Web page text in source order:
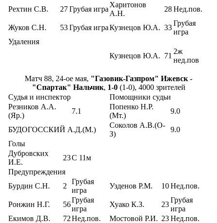
Рехтин С.В.
27Грубая игра
Харитонов
А.Н.
28Нед.пов.
Жуков С.Н. 53Грубая играКузнецов Ю.А. 33
Грубая
игра
Удаления
Кузнецов Ю.А. 71
2ж
нед.пов
Матч 88, 24-ое мая, "Газовик-Газпром" Ижевск -
"Спартак" Нальчик, 1-0(1-0), 4000 зрителей
Судья и инспектор
Помощники судьи
Резников А.А.
(Яр.)
7.1
Попенко Н.Р.
(Мт.)
9.0
БУДОГОССКИЙ А.Д.(М.)
Соколов А.В.(О-
З)
9.0
Голы
Дубровских
И.Е.
23С 11м
Предупреждения
Бурдин С.Н.
2
Грубая
игра
Узденов Р.М. 10Нед.пов.
Ронжин Н.Г. 56
Грубая
игра
Хуако К.З. 23
Грубая
игра
Екимов Д.В.
72Нед.пов. Мостовой Р.И. 23Нед.пов.